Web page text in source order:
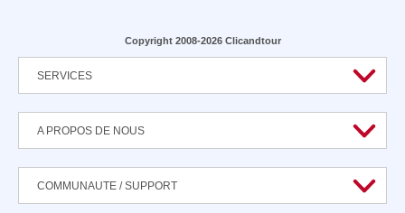
Copyright 2008-2026 Clicandtour
SERVICES
A PROPOS DE NOUS
COMMUNAUTE / SUPPORT